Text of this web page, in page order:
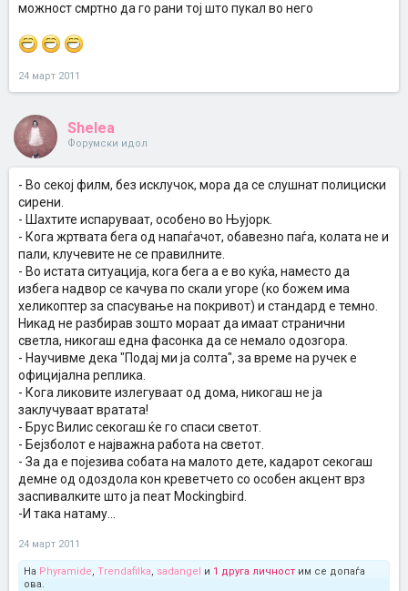
можност смртно да го рани тој што пукал во него
24 март 2011
Shelea
Форумски идол
- Во секој филм, без исклучок, мора да се слушнат полициски
сирени.
- Шахтите испаруваат, особено во Њујорк.
- Кога жртвата бега од напаѓачот, обавезно паѓа, колата не и
пали, клучевите не се правилните.
- Во истата ситуација, кога бега а е во куќа, наместо да
избега надвор се качува по скали угоре (ко божем има
хеликоптер за спасување на покривот) и стандард е темно.
Никад не разбирав зошто мораат да имаат странични
светла, никогаш една фасонка да се немало одозгора.
- Научивме дека "Подај ми ја солта", за време на ручек е
официјална реплика.
- Кога ликовите излегуваат од дома, никогаш не ја
заклучуваат вратата!
- Брус Вилис секогаш ќе го спаси светот.
- Бејзболот е најважна работа на светот.
- За да е појезива собата на малото дете, кадарот секогаш
демне од одоздола кон креветчето со особен акцент врз
заспивалките што ја пеат Mockingbird.
-И така натаму...
24 март 2011
На Phyramide, Trendafilka, sadangel и 1 друга личност им се допаѓа
ова.